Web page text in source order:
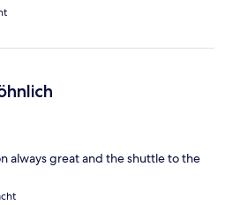
always great and the shuttle to the